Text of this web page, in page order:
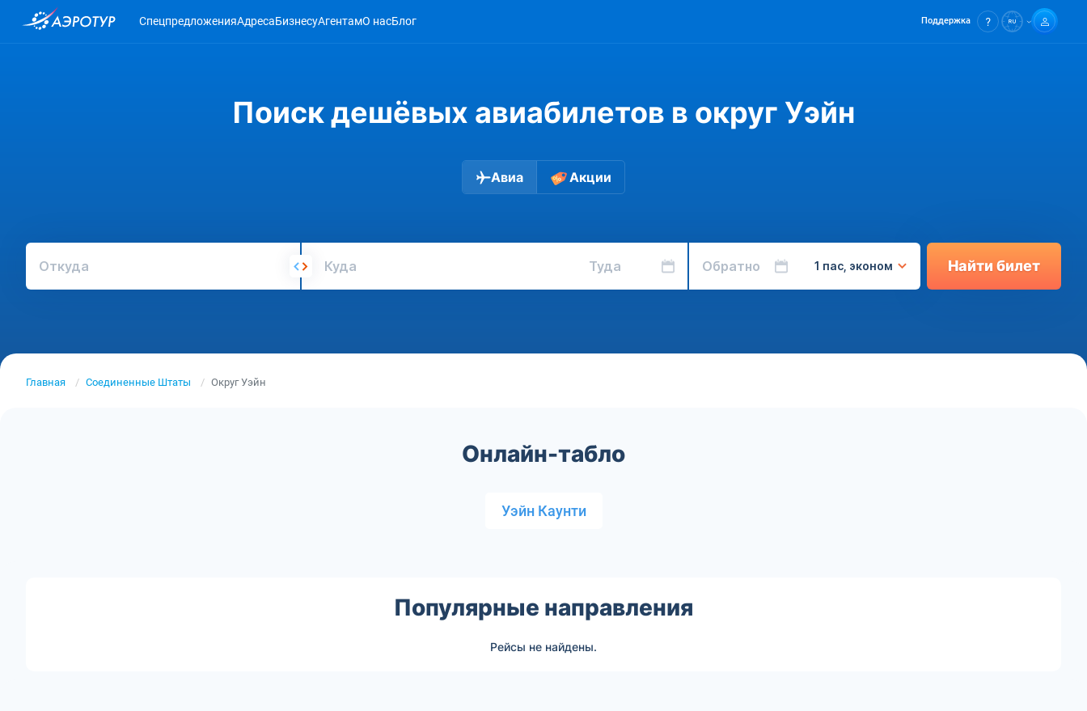
СпецпредложенияАдресаБизнесуАгентамО насБлог Поддержка
Поиск дешёвых авиабилетов в округ Уэйн
Авиа Акции
Откуда Куда Туда Обратно 1 пас, эконом Найти билет
Главная Соединенные Штаты Округ Уэйн
Онлайн-табло
Уэйн Каунти
Популярные направления
Рейсы не найдены.